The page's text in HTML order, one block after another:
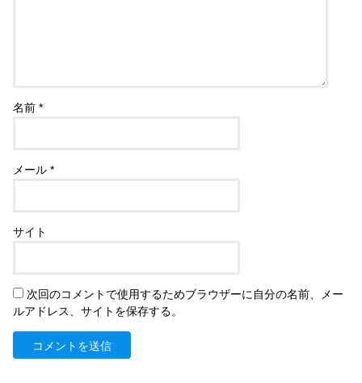
名前*
メール*
サイト
次回のコメントで使用するためブラウザーに自分の名前、メー
ルアドレス、サイトを保存する。